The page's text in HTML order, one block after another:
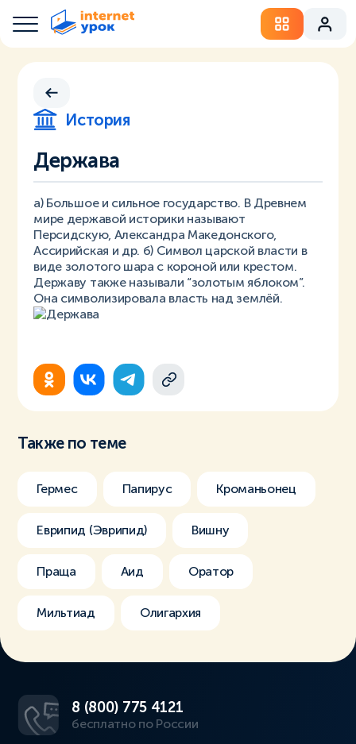
История
Держава
а) Большое и сильное государство. В Древнем
мире державой историки называют
Персидскую, Александра Македонского,
Ассирийская и др. б) Символ царской власти в
виде золотого шара с короной или крестом.
Державу также называли “золотым яблоком”.
Она символизировала власть над землёй.
Также по теме
Гермес Папирус Кроманьонец
Еврипид (Эврипид) Вишну
Праща Аид Оратор
Мильтиад Олигархия
8 (800) 775 4121
бесплатно по России